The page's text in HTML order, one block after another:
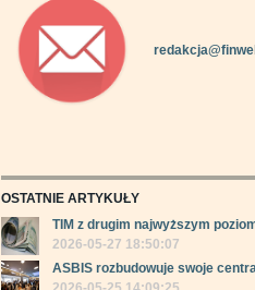
OSTATNIE ARTYKUŁY
TIM z drugim najwyższym
2026-05-27 18:50:07
ASBIS rozbudowuje swoje